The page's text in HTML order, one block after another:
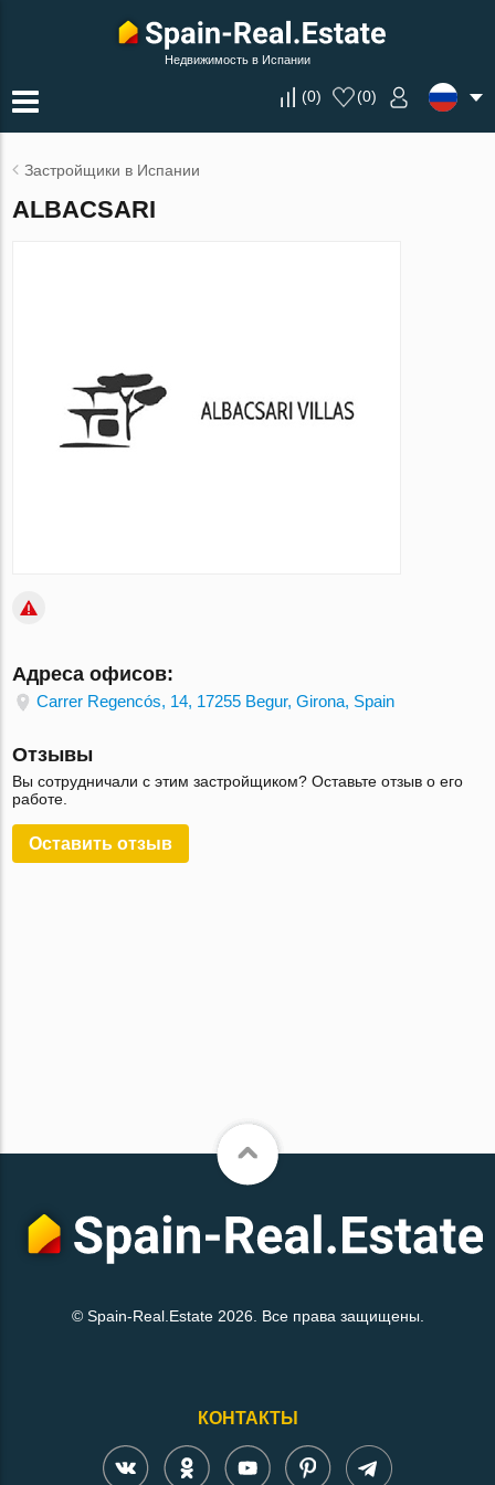
Недвижимость в Испании
(0) (0)
Застройщики в Испании
ALBACSARI
Адреса офисов:
Carrer Regencós, 14, 17255 Begur, Girona, Spain
Отзывы
Вы сотрудничали с этим застройщиком? Оставьте отзыв о его
работе.
Оставить отзыв
© Spain-Real.Estate 2026. Все права защищены.
КОНТАКТЫ